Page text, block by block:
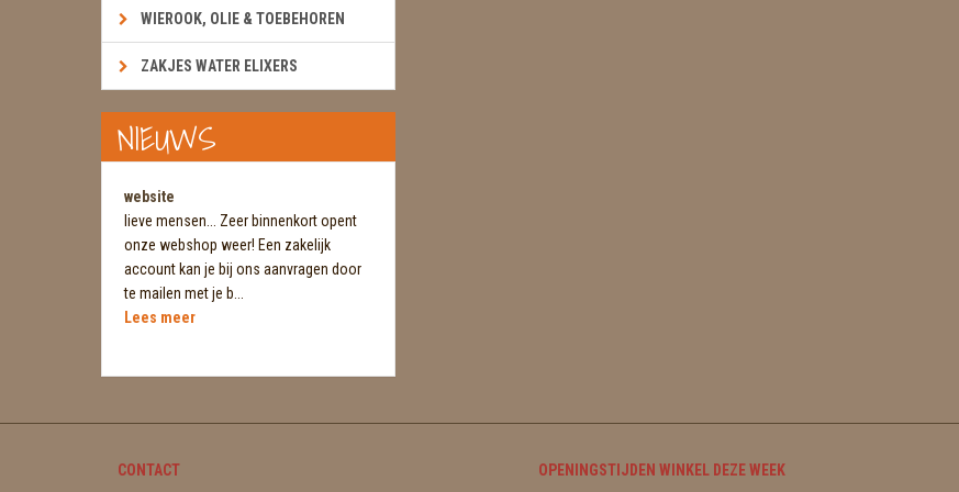
WIEROOK, OLIE & TOEBEHOREN
ZAKJES WATER ELIXERS
NIEUWS
website
lieve mensen... Zeer binnenkort opent
onze webshop weer! Een zakelijk
account kan je bij ons aanvragen door
te mailen met je b...
Lees meer
CONTACT OPENINGSTIJDEN WINKEL DEZE WEEK